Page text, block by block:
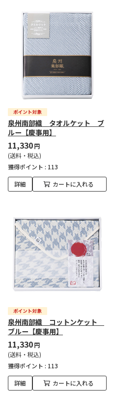
泉州南部織 タオルケット ブ
ルー【慶事用】
11,330円
(送料・税込)
獲得ポイント : 113
詳細 カートに入れる
泉州南部織 コットンケット
ブルー【慶事用】
11,330円
(送料・税込)
獲得ポイント : 113
詳細 カートに入れる